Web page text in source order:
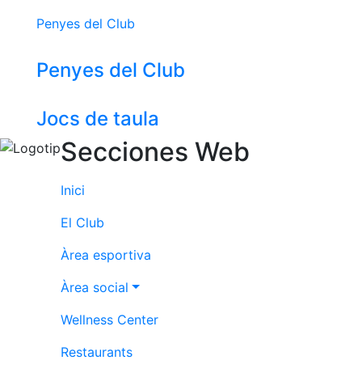
Comissions
i comités
executiva
Serveis
Instal·lacions
Freqüents
nosaltres
Àrea esportiva
Tennis
Escola de
Penyes del Club
Penyes del Club
Jocs de taula
Secciones Web
Inici
El Club
Àrea esportiva
Àrea social
Wellness Center
Restaurants